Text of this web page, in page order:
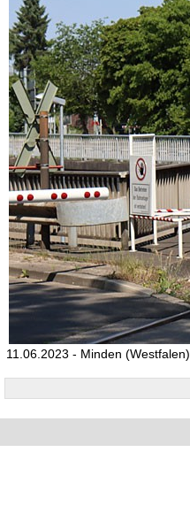
11.06.2023 - Minden (Westfalen)